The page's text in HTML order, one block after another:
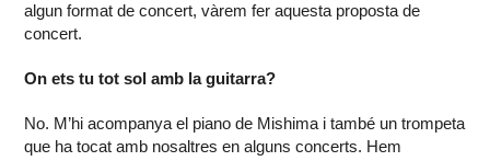
algun format de concert, vàrem fer aquesta proposta de
concert.
On ets tu tot sol amb la guitarra?
No. M’hi acompanya el piano de Mishima i també un trompeta
que ha tocat amb nosaltres en alguns concerts. Hem